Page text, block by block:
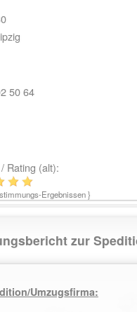
50 64
Rating (alt):
Ergebnissen }
zur
Umzugsfirma: